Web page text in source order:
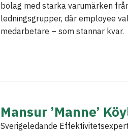
bolag med starka varumärken
ledningsgrupper, där employee
medarbetare – som stannar kvar.
Mansur ’Manne’
Sverigeledande